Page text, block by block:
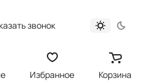
звонок
Избранное Корзина